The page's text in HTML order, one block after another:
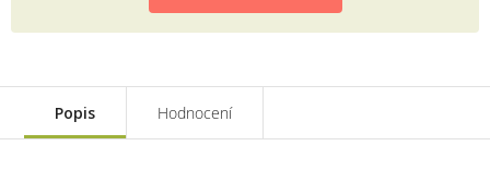
Popis Hodnocení